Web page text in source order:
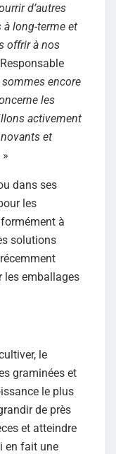
d’autres
long-terme et
offrir à nos
encore
les
activement
et
»
dans ses
les
à
solutions
les emballages
le
graminées et
le plus
de près
et atteindre
en fait une